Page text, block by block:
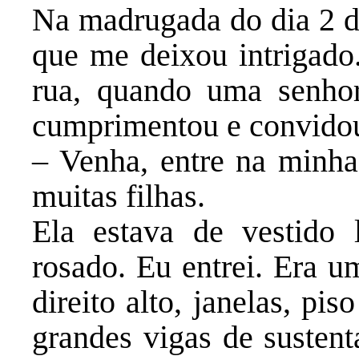
Na madrugada do dia 2
que me deixou
rua, quando uma
cumprimentou e
– Venha, entre na
muitas filhas.
Ela estava de vestido
rosado. Eu entrei. Era
direito alto, janelas,
grandes vigas de